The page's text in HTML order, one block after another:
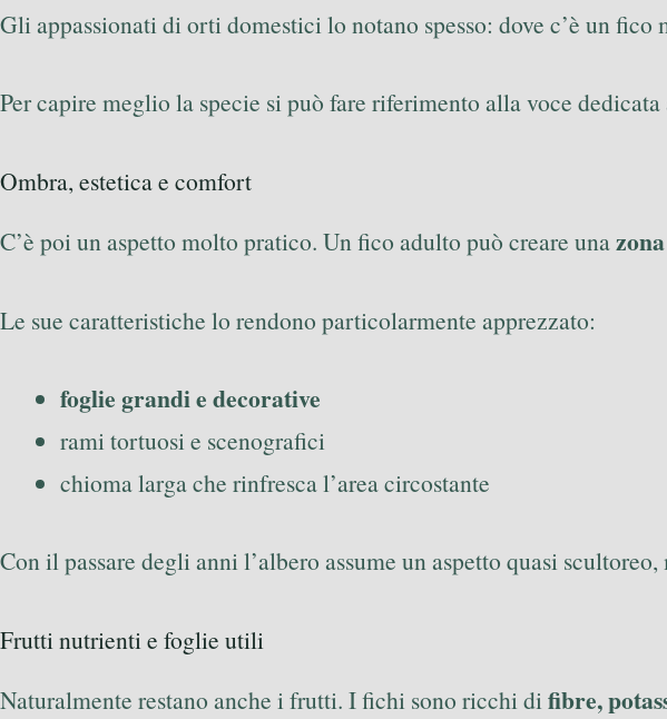
Gli appassionati di orti domestici lo notano spesso: dove c’è un
Per capire meglio la specie si può fare riferimento alla voce dedicata
Ombra, estetica e comfort
C’è poi un aspetto molto pratico. Un fico adulto può creare una
Le sue caratteristiche lo rendono particolarmente apprezzato:
foglie grandi e decorative
rami tortuosi e scenografici
chioma larga che rinfresca l’area circostante
Con il passare degli anni l’albero assume un aspetto quasi
Frutti nutrienti e foglie utili
Naturalmente restano anche i frutti. I fichi sono ricchi difibre,